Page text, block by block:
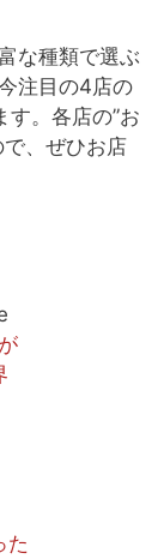
な種類で選ぶ
注目の4店の
す。各店の”お
、ぜひお店
た